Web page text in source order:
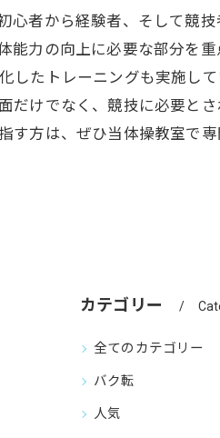
心者から経験者、そして競
能力の向上に必要な部分を
したトレーニングも実施し
だけでなく、競技に必要とさ
す方は、ぜひ当体操教室で
カテゴリー
全てのカテゴリー
バク転
人気